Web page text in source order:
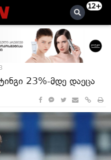
12+
23%-მდე დაეცა